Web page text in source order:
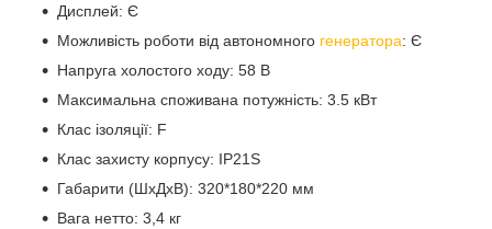
Дисплей: Є
Можливість роботи від автономного генератора: Є
Напруга холостого ходу: 58 В
Максимальна споживана потужність: 3.5 кВт
Клас ізоляції: F
Клас захисту корпусу: IP21S
Габарити (ШхДхВ): 320*180*220 мм
Вага нетто: 3,4 кг